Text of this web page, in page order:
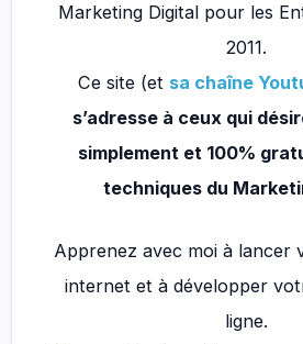
Marketing Digital pour les
2011.
Ce site (et sa chaîne
s’adresse à ceux qui
simplement et 100%
techniques du
Apprenez avec moi à lancer
internet et à développer
ligne.